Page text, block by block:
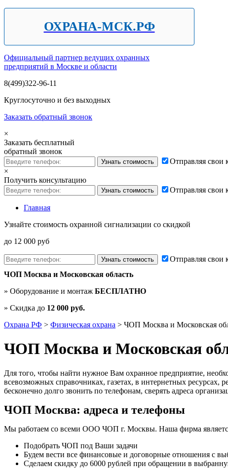
ОХРАНА-МСК.РФ
Официальный партнер ведущих охранных
предприятий в Москве и области
8(499)322-96-11
Круглосуточно и без выходных
Заказать обратный звонок
×
Заказать бесплатный
обратный звонок
Отправляя свои
×
Получить консультацию
Отправляя свои
Главная
Узнайте стоимость охранной сигнализации со скидкой
до 12 000 руб
Отправляя свои
ЧОП Москва и Московская область
» Оборудование и монтаж БЕСПЛАТНО
» Скидка до 12 000 руб.
Охрана РФ > Физическая охрана > ЧОП Москва и Московская
ЧОП Москва и Московская
Для того, чтобы найти нужное Вам охранное предприятие,
всевозможных справочниках, газетах, в интернетных
бесконечно долго звонить по телефонам, сверять адреса
ЧОП Москва: адреса и телефоны
Мы работаем со всеми ООО ЧОП г. Москвы. Наша фирма
Подобрать ЧОП под Ваши задачи
Будем вести все финансовые и договорные отношения с
Сделаем скидку до 6000 рублей при обращении в